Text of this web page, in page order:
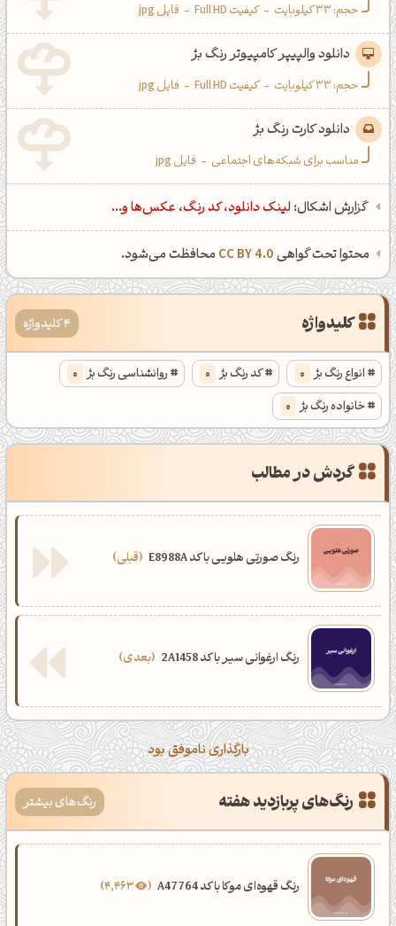
حجم: 33 کیلوبایت - کیفیت Full HD - فایل jpg
دانلود والپیپر کامپیوتر رنگ بژ
حجم: 33 کیلوبایت - کیفیت Full HD - فایل jpg
دانلود کارت رنگ بژ
مناسب برای شبکه‌های اجتماعی - فایل jpg
گزارش اشکال: لینک دانلود، کد رنگ، عکس‌ها و...
محتوا تحت گواهیCC BY 4.0 محافظت می‌شود.
کلیدواژه 4 کلیدواژه
انواع رنگ بژ 0 کد رنگ بژ 0 روانشناسی رنگ بژ 0
خانواده رنگ بژ 0
گردش در مطالب
رنگ صورتی هلویی با کد E8988A قبلی
رنگ ارغوانی سیر با کد 2A1458 بعدی
بارگذاری ناموفق بود
رنگ‌های پربازدید هفته رنگ‌های بیشتر
رنگ قهوه‌ای موکا با کد A47764 4,463